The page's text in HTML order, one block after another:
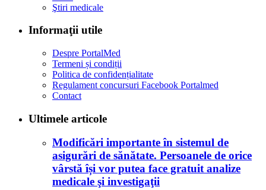
Ştiri medicale
Informaţii utile
Despre PortalMed
Termeni și condiții
Politica de confidențialitate
Regulament concursuri Facebook Portalmed
Contact
Ultimele articole
Modificări importante în sistemul de
asigurări de sănătate. Persoanele de orice
vârstă își vor putea face gratuit analize
medicale şi investigaţii